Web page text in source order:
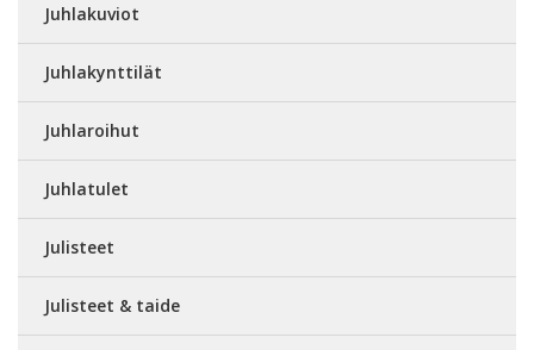
Juhlakuviot
Juhlakynttilät
Juhlaroihut
Juhlatulet
Julisteet
Julisteet & taide